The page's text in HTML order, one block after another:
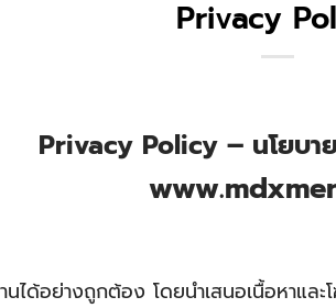
Privacy
Privacy Policy – นโยบา
นได้อย่างถูกต้อง โดยนำเสนอเนื้อหาแ